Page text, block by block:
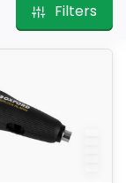
Filters